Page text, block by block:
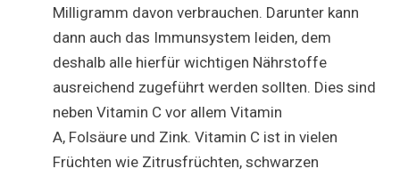
Milligramm davon verbrauchen. Darunter kann
dann auch das Immunsystem leiden, dem
deshalb alle hierfür wichtigen Nährstoffe
ausreichend zugeführt werden sollten. Dies sind
neben Vitamin C vor allem Vitamin
A, Folsäure und Zink. Vitamin C ist in vielen
Früchten wie Zitrusfrüchten, schwarzen